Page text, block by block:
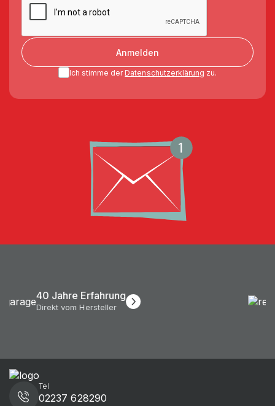
Anmelden
Ich stimme der Datenschutzerklärung zu.
Kostenlose Lieferung*
ab 100€ Nettobestellwert
Tel
02237 628290